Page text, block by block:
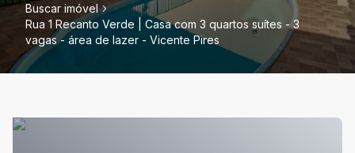
Buscar imóvel
Rua 1 Recanto Verde | Casa com 3 quartos suítes - 3
vagas - área de lazer - Vicente Pires